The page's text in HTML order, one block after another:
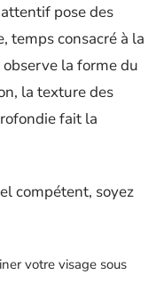
pose des
temps consacré à la
la forme du
la texture des
fait la
compétent, soyez
votre visage sous